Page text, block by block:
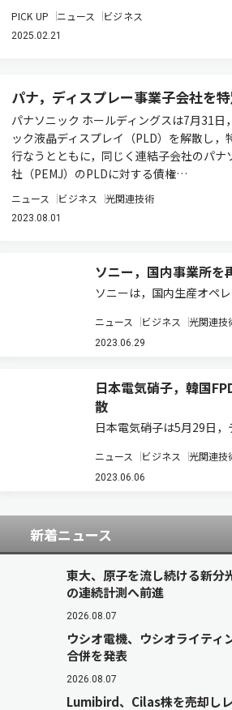
PICK UP ニュース ビジネス
2025.02.21
パナ，ディスプレー事業子会社を
パナソニック ホールディングスは7月31日
ック液晶ディスプレイ（PLD）を解散し，
行なうとともに，同じく連結子会社のパ
社（PEMJ）のPLDに対する債権…
ニュース ビジネス 光関連技術
2023.08.01
ソニー，国内事業所を
ソニーは，国内生産オペ
リリース）。 具体的には
ュファクチャリング&オペ
ニュース ビジネス 光関連技
2023.06.29
日本電気硝子，韓国
散
日本電気硝子は5月29日
気硝子（Korea）を解散す
スリリース）。 薄型パネ
ニュース ビジネス 光関連技
2023.06.06
新着ニュース
東大、原子を流し続ける新
の連続計測へ前進
2026.08.07
ウシオ電機、ウシオライティ
合併を発表
2026.08.07
Lumibird、Cilas株を売却し